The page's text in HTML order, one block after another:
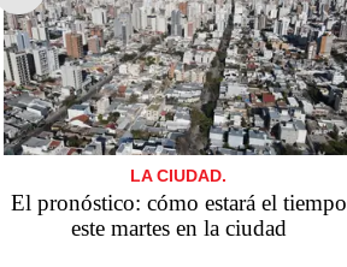
LA CIUDAD.
El pronóstico: cómo estará el tiempo
este martes en la ciudad